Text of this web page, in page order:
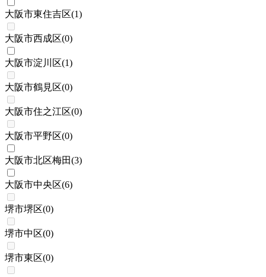
大阪市東住吉区(1)
大阪市西成区(0)
大阪市淀川区(1)
大阪市鶴見区(0)
大阪市住之江区(0)
大阪市平野区(0)
大阪市北区梅田(3)
大阪市中央区(6)
堺市堺区(0)
堺市中区(0)
堺市東区(0)